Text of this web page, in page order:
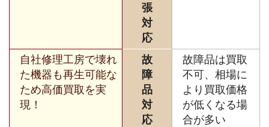
張
対
応
自社修理工房で壊れ
た機器も再生可能な
ため高価買取を実
現！
故
障
品
対
応
故障品は買取
不可、相場に
より買取価格
が低くなる場
合が多い